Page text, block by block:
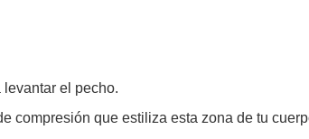
el pecho.
compresión que estiliza esta zona de tu